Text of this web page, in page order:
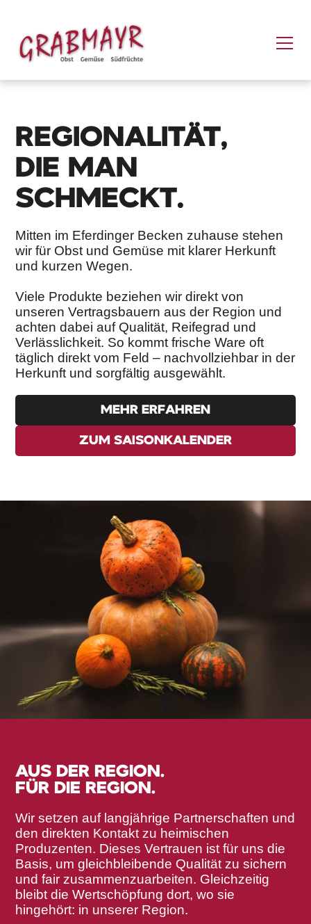
REGIONALITÄT,
DIE MAN
SCHMECKT.
Mitten im Eferdinger Becken zuhause stehen
wir für Obst und Gemüse mit klarer Herkunft
und kurzen Wegen.
Viele Produkte beziehen wir direkt von
unseren Vertragsbauern aus der Region und
achten dabei auf Qualität, Reifegrad und
Verlässlichkeit. So kommt frische Ware oft
täglich direkt vom Feld – nachvollziehbar in der
Herkunft und sorgfältig ausgewählt.
MEHR ERFAHREN
ZUM SAISONKALENDER
AUS DER REGION.
FÜR DIE REGION.
Wir setzen auf langjährige Partnerschaften und
den direkten Kontakt zu heimischen
Produzenten. Dieses Vertrauen ist für uns die
Basis, um gleichbleibende Qualität zu sichern
und fair zusammenzuarbeiten. Gleichzeitig
bleibt die Wertschöpfung dort, wo sie
hingehört: in unserer Region.